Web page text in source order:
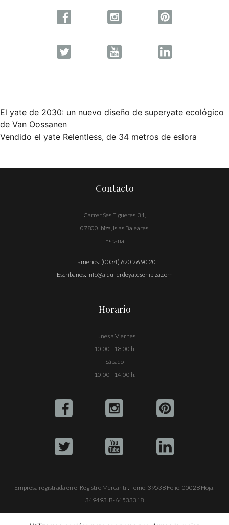
Navegación
de
El yate de 2030: un nuevo diseño de superyate ecológico
de Van Oossanen
Vendido el yate Relentless, de 34 metros de eslora
Contacto
Carrer Ses Figueres, 31,
07800 Ibiza, Islas Baleares,
España
Llámenos: (0034) 620 26 90 20
Escríbanos: info@alquilerdeyatesenibiza.com
Horario
Lunes a Viernes
10:00 - 18:00 h.
Sábado
10:00 - 14:00 h.
Empresa registrada en el Registro Mercantil: Tomo: 39538 Folio: 00028 Hoja:
349493. B-64533318